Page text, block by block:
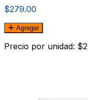
$279.00
Agregar
Precio por unidad: